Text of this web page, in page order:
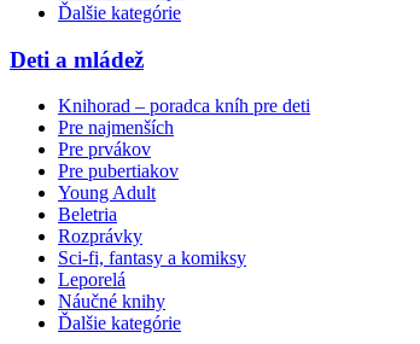
Ďalšie kategórie
Deti a mládež
Knihorad – poradca kníh pre deti
Pre najmenších
Pre prvákov
Pre pubertiakov
Young Adult
Beletria
Rozprávky
Sci-fi, fantasy a komiksy
Leporelá
Náučné knihy
Ďalšie kategórie